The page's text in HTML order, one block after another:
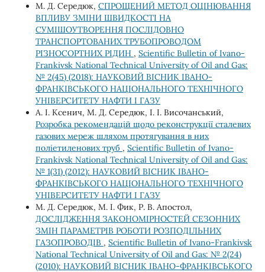
М. Д. Середюк, СПРОЩЕНИЙ МЕТОД ОЦІНЮВАННЯ
ВПЛИВУ ЗМІНИ ШВИДКОСТІ НА
СУМІШОУТВОРЕННЯ ПОСЛІДОВНО
ТРАНСПОРТОВАНИХ ТРУБОПРОВОДОМ
РІЗНОСОРТНИХ РІДИН , Scientific Bulletin of Ivano-
Frankivsk National Technical University of Oil and Gas:
№ 2(45) (2018): НАУКОВИЙ ВІСНИК ІВАНО-
ФРАНКІВСЬКОГО НАЦІОНАЛЬНОГО ТЕХНІЧНОГО
УНІВЕРСИТЕТУ НАФТИ І ГАЗУ
А. І. Ксенич, М. Д. Середюк, І. І. Височанський,
Розробка рекомендацій щодо реконструкції сталевих
газових мереж шляхом протягування в них
поліетиленових труб , Scientific Bulletin of Ivano-
Frankivsk National Technical University of Oil and Gas:
№ 1(31) (2012): НАУКОВИЙ ВІСНИК ІВАНО-
ФРАНКІВСЬКОГО НАЦІОНАЛЬНОГО ТЕХНІЧНОГО
УНІВЕРСИТЕТУ НАФТИ І ГАЗУ
М. Д. Середюк, М. І. Фик, Р. В. Апостол,
ДОСЛІДЖЕННЯ ЗАКОНОМІРНОСТЕЙ СЕЗОННИХ
ЗМІН ПАРАМЕТРІВ РОБОТИ РОЗПОДІЛЬНИХ
ГАЗОПРОВОДІВ , Scientific Bulletin of Ivano-Frankivsk
National Technical University of Oil and Gas: № 2(24)
(2010): НАУКОВИЙ ВІСНИК ІВАНО-ФРАНКІВСЬКОГО